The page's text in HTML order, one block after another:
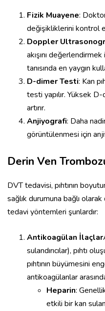
Fizik Muayene:
değişikliklerini kontrol
Doppler
akışını
tanısında en yaygın
D-dimer Testi: Kan
testi yapılır. Yüksek D-
artırır.
Anjiyografi: Daha
görüntülenmesi için
Derin Ven
DVT tedavisi, pıhtının
sağlık durumuna bağlı
tedavi yöntemleri şunlardır:
Antikoagülan İlaçlar
sulandırıcılar), pıhtı
pıhtının büyümesini
antikoagülanlar
Heparin:
etkili bir kan